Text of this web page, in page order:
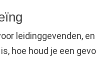
leidinggevenden,
hoe houd je een